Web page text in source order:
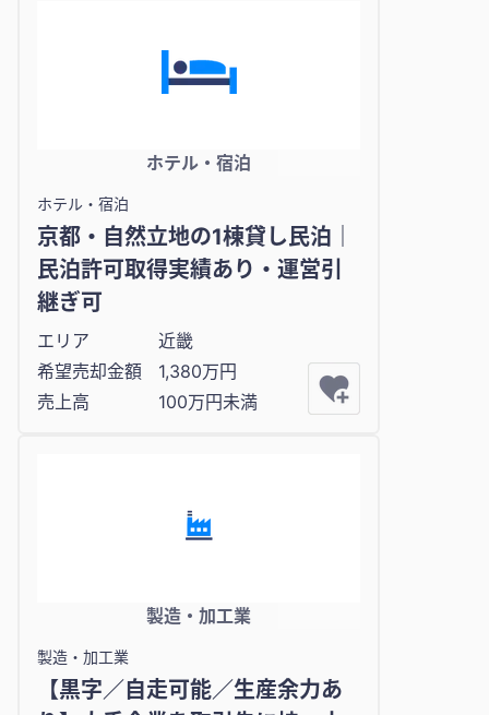
ホテル・宿泊
ホテル・宿泊
京都・自然立地の1棟貸し民泊｜
民泊許可取得実績あり・運営引
継ぎ可
エリア
近畿
希望売却金額
1,380万円
売上高
100万円未満
製造・加工業
製造・加工業
【黒字／自走可能／生産余力あ